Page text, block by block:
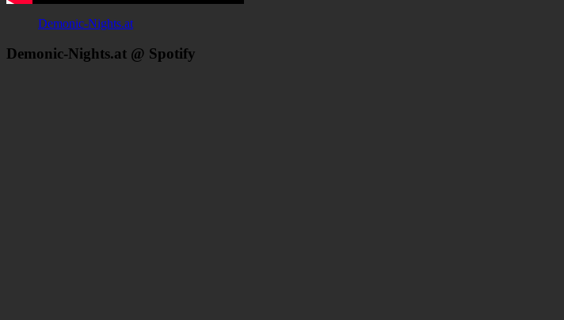
Demonic-Nights.at
Demonic-Nights.at @ Spotify